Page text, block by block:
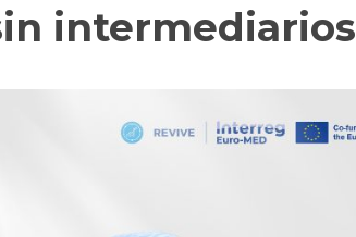
intermediarios